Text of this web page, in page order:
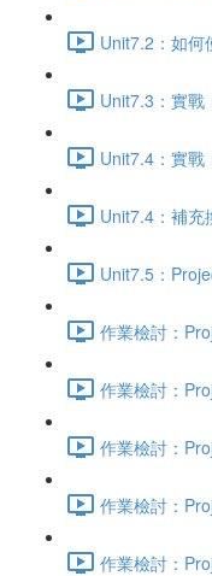
Unit7.2：如何
Unit7.3：實戰
Unit7.4：實戰
Unit7.4：補充
Unit7.5：
作業檢討：
作業檢討：
作業檢討：
作業檢討：
作業檢討：